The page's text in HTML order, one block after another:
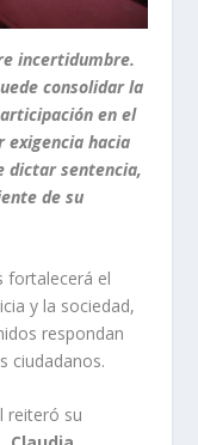
incertidumbre.
consolidar la
en el
exigencia hacia
dictar sentencia,
de su
fortalecerá el
y la sociedad,
respondan
ciudadanos.
reiteró su